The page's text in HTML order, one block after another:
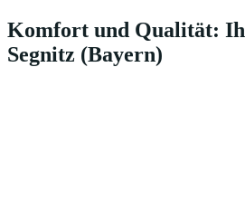
Komfort und Qualität:
Segnitz (Bayern)